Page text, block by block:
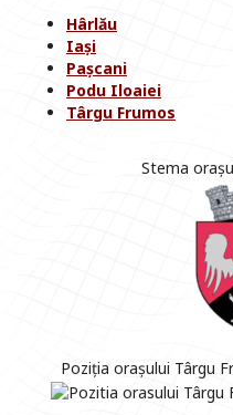
Hârlău
Iași
Pașcani
Podu Iloaiei
Târgu Frumos
Stema
Poziția orașului Târgu